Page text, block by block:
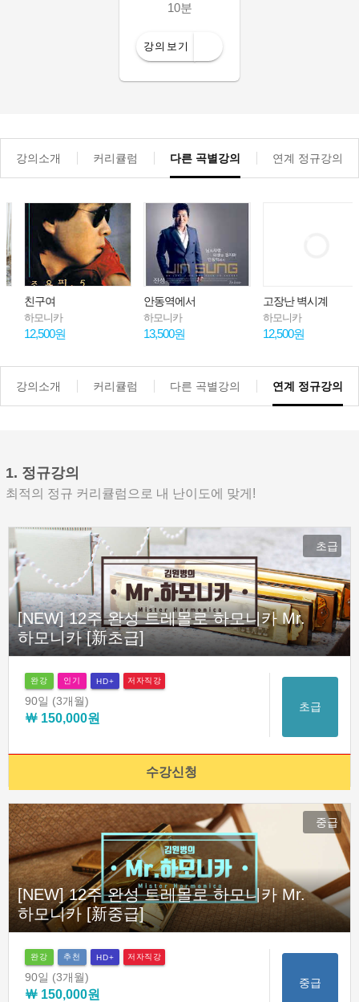
10분
강의보기
강의소개 커리큘럼 다른 곡별강의 연계 정규강의
친구여
하모니카
12,500원
안동역에서
하모니카
13,500원
고장난 벽시계
하모니카
12,500원
강의소개 커리큘럼 다른 곡별강의 연계 정규강의
1. 정규강의
최적의 정규 커리큘럼으로 내 난이도에 맞게!
초급
[NEW] 12주 완성 트레몰로 하모니카 Mr.
하모니카 [新초급]
완강 인기 HD+ 저자직강
90일 (3개월)
￦ 150,000원
초급
수강신청
중급
[NEW] 12주 완성 트레몰로 하모니카 Mr.
하모니카 [新중급]
완강 추천 HD+ 저자직강
90일 (3개월)
￦ 150,000원
중급